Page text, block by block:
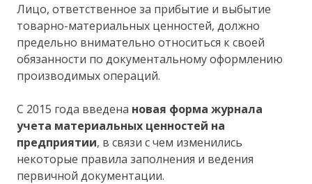
Лицо, ответственное за прибытие и выбытие
товарно-материальных ценностей, должно
предельно внимательно относиться к своей
обязанности по документальному оформлению
производимых операций.
С 2015 года введена новая форма журнала
учета материальных ценностей на
предприятии, в связи с чем изменились
некоторые правила заполнения и ведения
первичной документации.